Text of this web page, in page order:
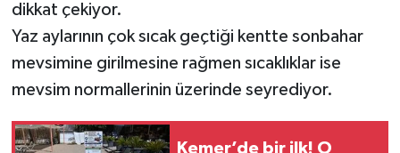
dikkat çekiyor.
Yaz aylarının çok sıcak geçtiği kentte sonbahar
mevsimine girilmesine rağmen sıcaklıklar ise
mevsim normallerinin üzerinde seyrediyor.
Kemer’de bir ilk! O